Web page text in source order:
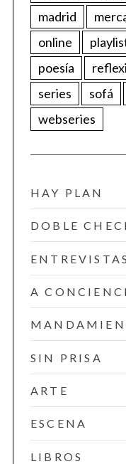
madrid
online
poesía
series
sofá
webseries
HAY PLAN
DOBLE
ENTREVISTAS
A
SIN PRISA
ARTE
ESCENA
LIBROS